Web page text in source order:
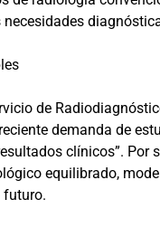
de
demanda de
clínicos”. Por
equilibrado,
futuro.